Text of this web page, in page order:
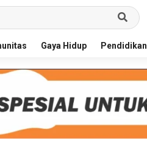
Gaya Hidup Pendidikan